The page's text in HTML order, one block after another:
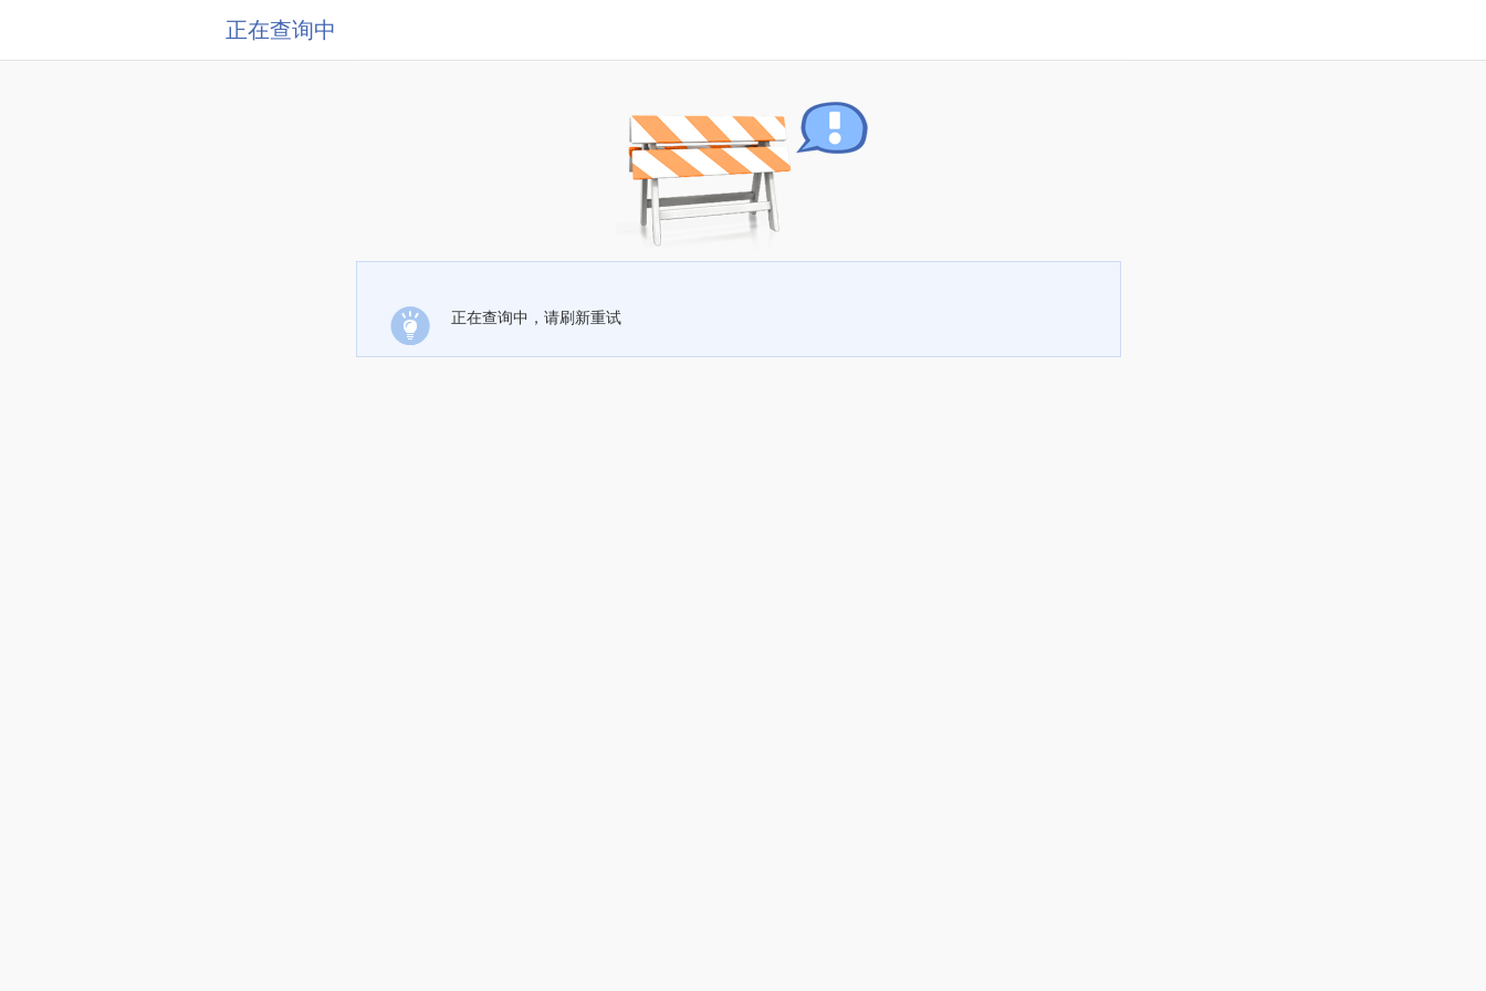
正在查询中
正在查询中，请刷新重试